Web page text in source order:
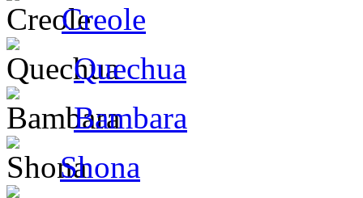
Creole
Quechua
Bambara
Shona